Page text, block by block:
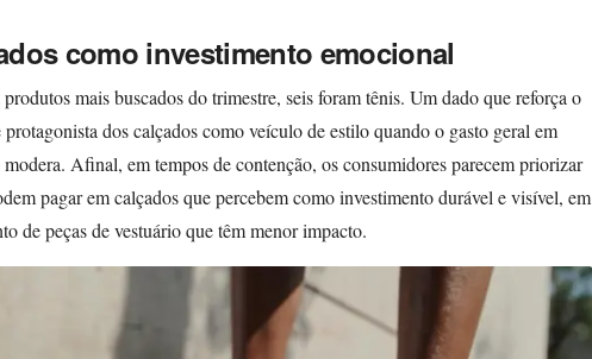
como investimento emocional
mais buscados do trimestre, seis foram tênis. Um dado que reforça o
protagonista dos calçados como veículo de estilo quando o gasto geral em
modera. Afinal, em tempos de contenção, os consumidores parecem priorizar
pagar em calçados que percebem como investimento durável e visível, em
de peças de vestuário que têm menor impacto.